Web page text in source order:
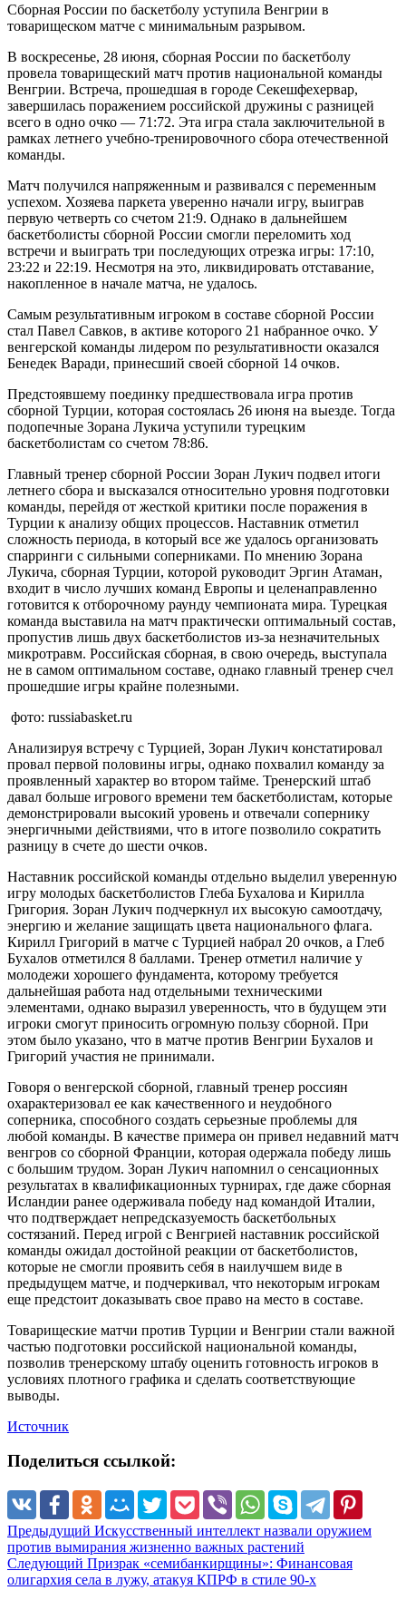
Сборная России по баскетболу уступила Венгрии в
товарищеском матче с минимальным разрывом.
В воскресенье, 28 июня, сборная России по баскетболу
провела товарищеский матч против национальной команды
Венгрии. Встреча, прошедшая в городе Секешфехервар,
завершилась поражением российской дружины с разницей
всего в одно очко — 71:72. Эта игра стала заключительной в
рамках летнего учебно-тренировочного сбора отечественной
команды.
Матч получился напряженным и развивался с переменным
успехом. Хозяева паркета уверенно начали игру, выиграв
первую четверть со счетом 21:9. Однако в дальнейшем
баскетболисты сборной России смогли переломить ход
встречи и выиграть три последующих отрезка игры: 17:10,
23:22 и 22:19. Несмотря на это, ликвидировать отставание,
накопленное в начале матча, не удалось.
Самым результативным игроком в составе сборной России
стал Павел Савков, в активе которого 21 набранное очко. У
венгерской команды лидером по результативности оказался
Бенедек Варади, принесший своей сборной 14 очков.
Предстоявшему поединку предшествовала игра против
сборной Турции, которая состоялась 26 июня на выезде. Тогда
подопечные Зорана Лукича уступили турецким
баскетболистам со счетом 78:86.
Главный тренер сборной России Зоран Лукич подвел итоги
летнего сбора и высказался относительно уровня подготовки
команды, перейдя от жесткой критики после поражения в
Турции к анализу общих процессов. Наставник отметил
сложность периода, в который все же удалось организовать
спарринги с сильными соперниками. По мнению Зорана
Лукича, сборная Турции, которой руководит Эргин Атаман,
входит в число лучших команд Европы и целенаправленно
готовится к отборочному раунду чемпионата мира. Турецкая
команда выставила на матч практически оптимальный состав,
пропустив лишь двух баскетболистов из-за незначительных
микротравм. Российская сборная, в свою очередь, выступала
не в самом оптимальном составе, однако главный тренер счел
прошедшие игры крайне полезными.
фото: russiabasket.ru
Анализируя встречу с Турцией, Зоран Лукич констатировал
провал первой половины игры, однако похвалил команду за
проявленный характер во втором тайме. Тренерский штаб
давал больше игрового времени тем баскетболистам, которые
демонстрировали высокий уровень и отвечали сопернику
энергичными действиями, что в итоге позволило сократить
разницу в счете до шести очков.
Наставник российской команды отдельно выделил уверенную
игру молодых баскетболистов Глеба Бухалова и Кирилла
Григория. Зоран Лукич подчеркнул их высокую самоотдачу,
энергию и желание защищать цвета национального флага.
Кирилл Григорий в матче с Турцией набрал 20 очков, а Глеб
Бухалов отметился 8 баллами. Тренер отметил наличие у
молодежи хорошего фундамента, которому требуется
дальнейшая работа над отдельными техническими
элементами, однако выразил уверенность, что в будущем эти
игроки смогут приносить огромную пользу сборной. При
этом было указано, что в матче против Венгрии Бухалов и
Григорий участия не принимали.
Говоря о венгерской сборной, главный тренер россиян
охарактеризовал ее как качественного и неудобного
соперника, способного создать серьезные проблемы для
любой команды. В качестве примера он привел недавний матч
венгров со сборной Франции, которая одержала победу лишь
с большим трудом. Зоран Лукич напомнил о сенсационных
результатах в квалификационных турнирах, где даже сборная
Исландии ранее одерживала победу над командой Италии,
что подтверждает непредсказуемость баскетбольных
состязаний. Перед игрой с Венгрией наставник российской
команды ожидал достойной реакции от баскетболистов,
которые не смогли проявить себя в наилучшем виде в
предыдущем матче, и подчеркивал, что некоторым игрокам
еще предстоит доказывать свое право на место в составе.
Товарищеские матчи против Турции и Венгрии стали важной
частью подготовки российской национальной команды,
позволив тренерскому штабу оценить готовность игроков в
условиях плотного графика и сделать соответствующие
выводы.
Источник
Поделиться ссылкой:
Предыдущий Искусственный интеллект назвали оружием
против вымирания жизненно важных растений
Следующий Призрак «семибанкирщины»: Финансовая
олигархия села в лужу, атакуя КПРФ в стиле 90-х